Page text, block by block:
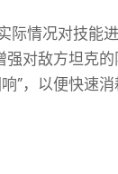
情况对技能
对敌方坦克
”，以便快速